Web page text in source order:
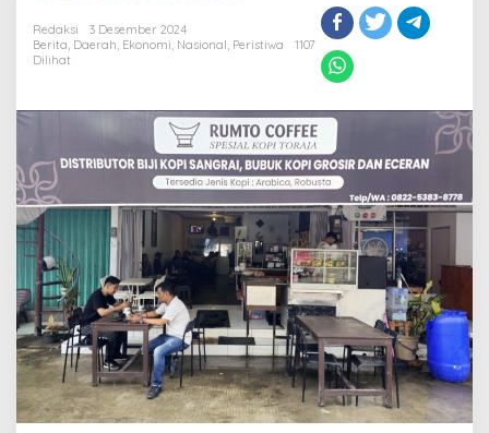
f
f
B
a
i
k
p
a
n
,
R
e
k
o
m
e
Redaksi
3 Desember 2024
Berita, Daerah, Ekonomi, Nasional, Peristiwa
1107
Dilihat